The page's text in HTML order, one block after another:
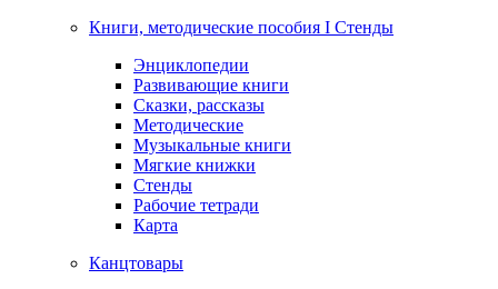
Книги, методические пособия I Стенды
Энциклопедии
Развивающие книги
Сказки, рассказы
Методические
Музыкальные книги
Мягкие книжки
Стенды
Рабочие тетради
Карта
Канцтовары